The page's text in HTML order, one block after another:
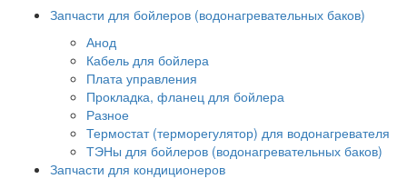
Запчасти для бойлеров (водонагревательных баков)
Анод
Кабель для бойлера
Плата управления
Прокладка, фланец для бойлера
Разное
Термостат (терморегулятор) для водонагревателя
ТЭНы для бойлеров (водонагревательных баков)
Запчасти для кондиционеров